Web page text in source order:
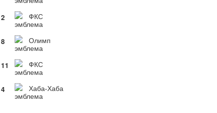
2
ФКС
8
Олимп
11
ФКС
4 Хаба-Хаба